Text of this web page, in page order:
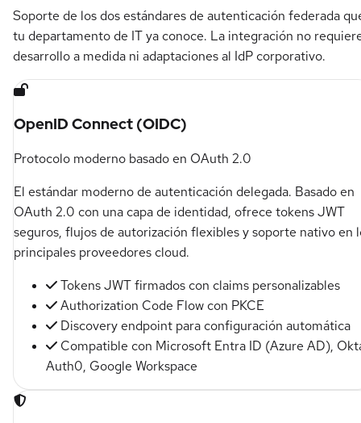
Soporte de los dos estándares de autenticación federada
tu departamento de IT ya conoce. La integración no
desarrollo a medida ni adaptaciones al IdP corporativo.
OpenID Connect (OIDC)
Protocolo moderno basado en OAuth 2.0
El estándar moderno de autenticación delegada. Basado en
OAuth 2.0 con una capa de identidad, ofrece tokens JWT
seguros, flujos de autorización flexibles y soporte nativo en
principales proveedores cloud.
Tokens JWT firmados con claims personalizables
Authorization Code Flow con PKCE
Discovery endpoint para configuración automática
Compatible con Microsoft Entra ID (Azure AD),
Auth0, Google Workspace